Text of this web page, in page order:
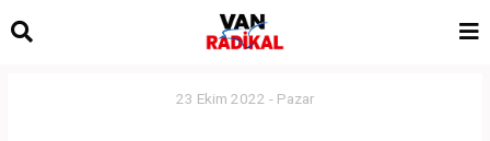
23 Ekim 2022 - Pazar